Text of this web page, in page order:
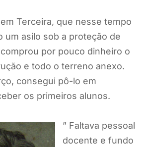
Terceira, que nesse tempo
um asilo sob a proteção de
por pouco dinheiro o
e todo o terreno anexo.
consegui pô-lo em
os primeiros alunos.
” Faltava pessoal
docente e fundo